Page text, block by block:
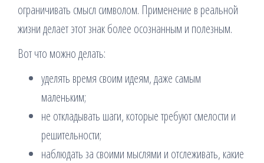
ограничивать смысл символом. Применение в реальной
жизни делает этот знак более осознанным и полезным.
Вот что можно делать:
уделять время своим идеям, даже самым
маленьким;
не откладывать шаги, которые требуют смелости и
решительности;
наблюдать за своими мыслями и отслеживать, какие